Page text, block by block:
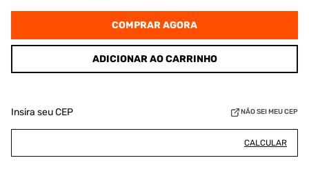
COMPRAR AGORA
ADICIONAR AO CARRINHO
Insira seu CEP NÃO SEI MEU CEP
CALCULAR